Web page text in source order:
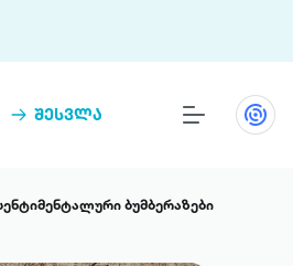
შესვლა
პლატფორმასა და 5
ბუმბერაზები